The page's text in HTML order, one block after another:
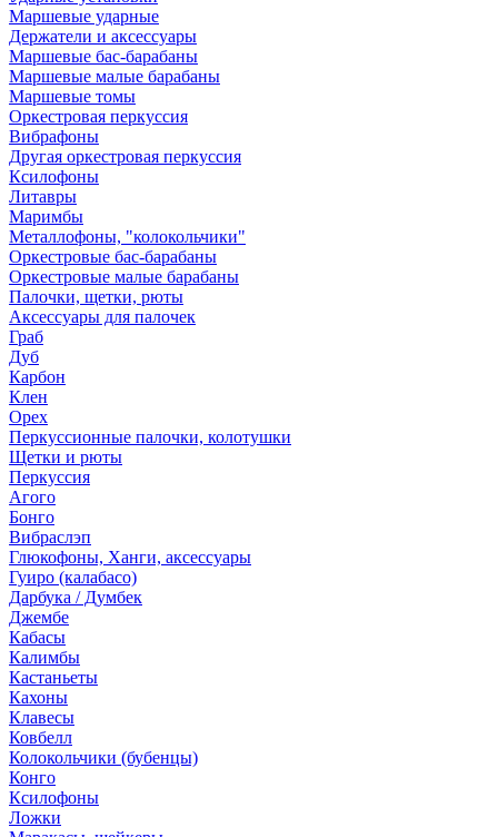
Маршевые ударные
Держатели и аксессуары
Маршевые бас-барабаны
Маршевые малые барабаны
Маршевые томы
Оркестровая перкуссия
Вибрафоны
Другая оркестровая перкуссия
Ксилофоны
Литавры
Маримбы
Металлофоны, "колокольчики"
Оркестровые бас-барабаны
Оркестровые малые барабаны
Палочки, щетки, рюты
Аксессуары для палочек
Граб
Дуб
Карбон
Клен
Орех
Перкуссионные палочки, колотушки
Щетки и рюты
Перкуссия
Агого
Бонго
Вибраслэп
Глюкофоны, Ханги, аксессуары
Гуиро (калабасо)
Дарбука / Думбек
Джембе
Кабасы
Калимбы
Кастаньеты
Кахоны
Клавесы
Ковбелл
Колокольчики (бубенцы)
Конго
Ксилофоны
Ложки